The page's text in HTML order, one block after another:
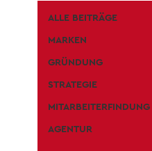
ALLE BEITRÄGE
MARKEN
GRÜNDUNG
STRATEGIE
MITARBEITERFINDUNG
AGENTUR